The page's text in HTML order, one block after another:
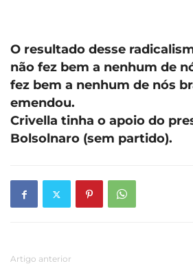
O resultado desse
não fez bem a nenhum de
fez bem a nenhum de nós
emendou.
Crivella tinha o apoio do
Bolsolnaro (sem partido).
Artigo anterior